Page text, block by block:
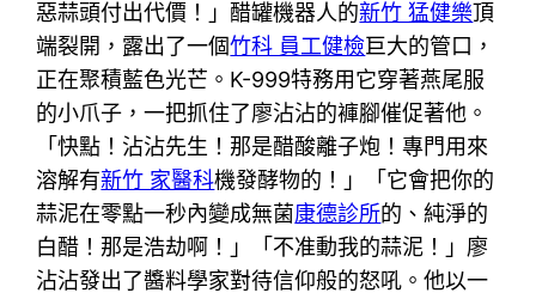
惡蒜頭付出代價！」醋罐機器人的新竹 猛健樂頂
端裂開，露出了一個竹科 員工健檢巨大的管口，
正在聚積藍色光芒。K-999特務用它穿著燕尾服
的小爪子，一把抓住了廖沾沾的褲腳催促著他。
「快點！沾沾先生！那是醋酸離子炮！專門用來
溶解有新竹 家醫科機發酵物的！」「它會把你的
蒜泥在零點一秒內變成無菌康德診所的、純淨的
白醋！那是浩劫啊！」「不准動我的蒜泥！」廖
沾沾發出了醬料學家對待信仰般的怒吼。他以一